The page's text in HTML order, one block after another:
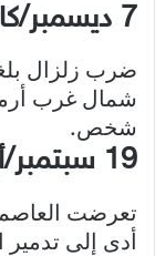
7 ديسمبر/كانون الأول 1988
شخص.
19 سبتمبر/أيلول 1985
تعرضت
أدى إلى تدمير